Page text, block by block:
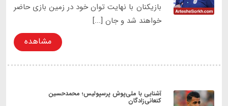
بازیکنان با نهایت توان خود در زمین بازی حاضر
خواهند شد و جان [...]
مشاهده
آشنایی با ملی‌پوش پرسپولیس؛ محمدحسین
کنعانی‌زادگان